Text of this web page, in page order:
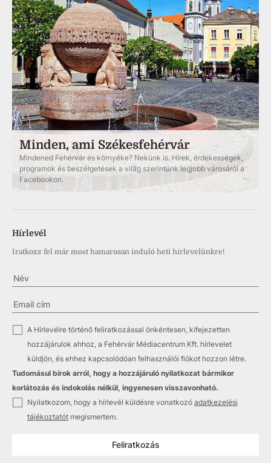
Minden, ami Székesfehérvár
Mindened Fehérvár és környéke? Nekünk is. Hírek, érdekességek,
programok és beszélgetések a világ szerintünk legjobb városáról a
Facebookon.
Hírlevél
Iratkozz fel már most hamarosan induló heti hírlevelünkre!
A Hírlevélre történő feliratkozással önkéntesen, kifejezetten
hozzájárulok ahhoz, a Fehérvár Médiacentrum Kft. hírlevelet
küldjön, és ehhez kapcsolódóan felhasználói fiókot hozzon létre.
Tudomásul bírok arról, hogy a hozzájáruló nyilatkozat bármikor
korlátozás és indokolás nélkül, ingyenesen visszavonható.
Nyilatkozom, hogy a hírlevél küldésre vonatkozó adatkezelési
tájékoztatót megismertem.
Feliratkozás